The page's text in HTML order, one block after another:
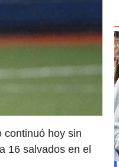
continuó hoy sin
16 salvados en el